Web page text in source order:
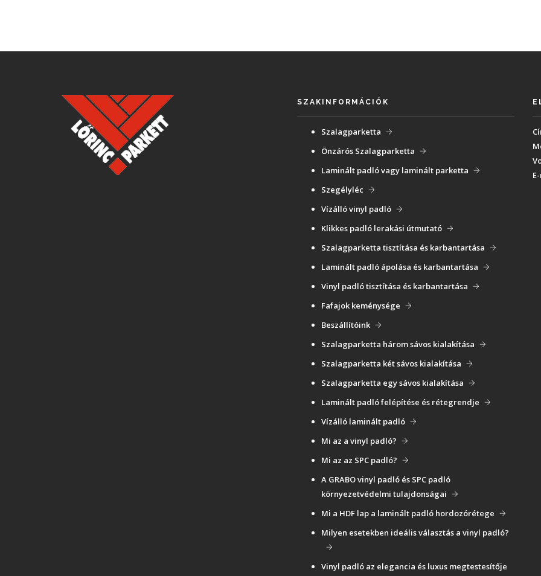
SZAKINFORMÁCIÓK
Szalagparketta
Önzárós Szalagparketta
Laminált padló vagy laminált parketta
Szegélyléc
Vízálló vinyl padló
Klikkes padló lerakási útmutató
Szalagparketta tisztítása és karbantartása
Laminált padló ápolása és karbantartása
Vinyl padló tisztítása és karbantartása
Fafajok keménysége
Beszállítóink
Szalagparketta három sávos kialakítása
Szalagparketta két sávos kialakítása
Szalagparketta egy sávos kialakítása
Laminált padló felépítése és rétegrendje
Vízálló laminált padló
Mi az a vinyl padló?
Mi az az SPC padló?
A GRABO vinyl padló és SPC padló
környezetvédelmi tulajdonságai
Mi a HDF lap a laminált padló hordozórétege
Milyen esetekben ideális választás a vinyl padló?
Vinyl padló az elegancia és luxus megtestesítője